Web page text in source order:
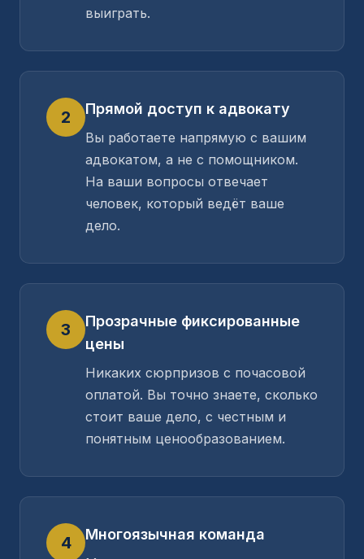
выиграть.
2 Прямой доступ к адвокату
Вы работаете напрямую с вашим
адвокатом, а не с помощником.
На ваши вопросы отвечает
человек, который ведёт ваше
дело.
3
Прозрачные фиксированные
цены
Никаких сюрпризов с почасовой
оплатой. Вы точно знаете, сколько
стоит ваше дело, с честным и
понятным ценообразованием.
4 Многоязычная команда